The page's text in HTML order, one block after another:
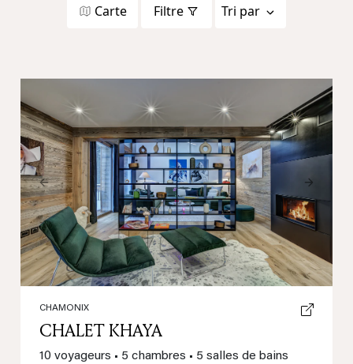
Carte Filtre Tri par
Previous Next
CHAMONIX
CHALET KHAYA
10 voyageurs • 5 chambres • 5 salles de bains